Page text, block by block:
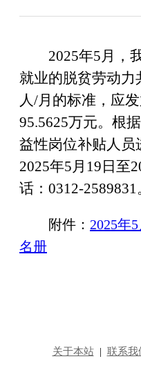
2025年5月，
就业的脱贫劳动力
人/月的标准，应
95.5625万元。 根
益性岗位补贴人员
2025年5月 19 日至
话： 0312-2589831
附件： 2025年
名册